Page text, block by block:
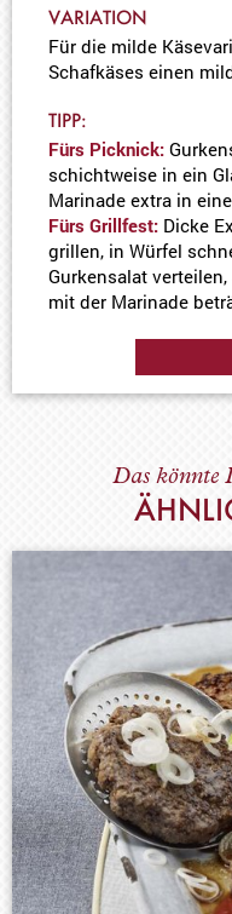
VARIATION
Für die milde
Schafkäses einen
TIPP:
Fürs Picknick:
schichtweise in ein
Marinade extra in
Fürs Grillfest: Dicke
grillen, in Würfel
Gurkensalat
mit der Marinade
Das könnte